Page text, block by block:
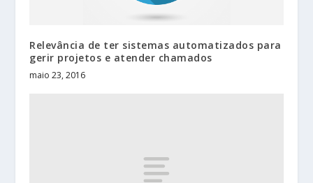
Relevância de ter sistemas automatizados para
gerir projetos e atender chamados
maio 23, 2016